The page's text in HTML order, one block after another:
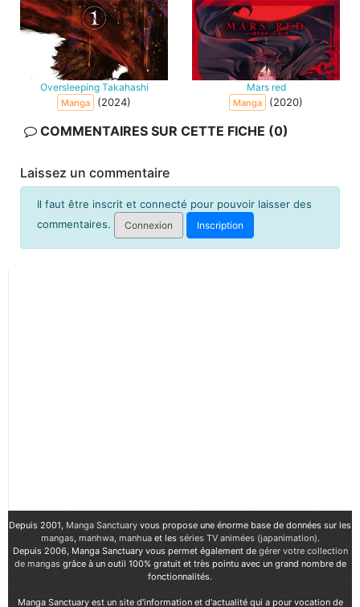
Oversleeping Takahashi
Manga (2024)
Mars red
Manga (2020)
COMMENTAIRES SUR CETTE FICHE (0)
Laissez un commentaire
Il faut être inscrit et connecté pour pouvoir laisser des
commentaires.
Connexion Inscription
Depuis 2001, Manga Sanctuary vous propose une énorme base de données sur les
mangas, manhwa, manhuaet les séries TV animées (japanimation).
Depuis 2006, Manga Sanctuary vous permet également de gérer votre collection
de mangasgrâce à un outil 100% gratuit et très pointu avec un grand nombre de
fonctionnalités.
Manga Sanctuary est un site d'information et d'actualité qui a pour vocation de